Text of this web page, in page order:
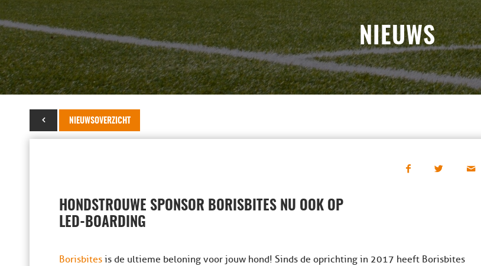
NIEUWS
NIEUWSOVERZICHT
18 april 2025
HONDSTROUWE SPONSOR BORISBITES NU OOK OP
LED-BOARDING
Borisbites is de ultieme beloning voor jouw hond! Sinds de oprichting in 2017 heeft Borisbites